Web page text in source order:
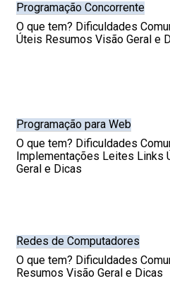
Programação Concorrente
O que tem? Dificuldades
Úteis Resumos Visão Geral e
Programação para Web
O que tem? Dificuldades
Implementações Leites Links
Geral e Dicas
Redes de Computadores
O que tem? Dificuldades
Resumos Visão Geral e Dicas